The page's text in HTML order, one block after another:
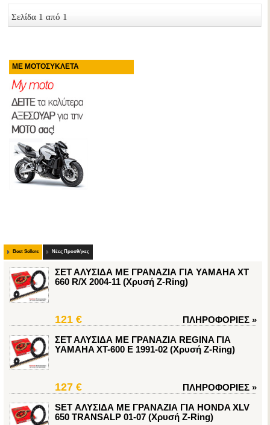
Σελίδα 1 από 1
ΜΕ ΜΟΤΟΣΥΚΛΕΤΑ
Best Sellers Νέες Προσθήκες
ΣΕΤ ΑΛΥΣΙΔΑ ΜΕ ΓΡΑΝΑΖΙΑ ΓΙΑ YAMAHA XT
660 R/X 2004-11 (Χρυσή Z-Ring)
121 € ΠΛΗΡΟΦΟΡΙΕΣ »
ΣΕΤ ΑΛΥΣΙΔΑ ΜΕ ΓΡΑΝΑΖΙΑ REGINA ΓΙΑ
YAMAHA XT-600 E 1991-02 (Χρυσή Z-Ring)
127 € ΠΛΗΡΟΦΟΡΙΕΣ »
SET ΑΛΥΣΙΔΑ ΜΕ ΓΡΑΝΑΖΙΑ ΓΙΑ HONDA XLV
650 TRANSALP 01-07 (Χρυσή Z-Ring)